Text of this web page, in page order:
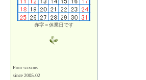
赤字＝休業日です
Four seasons
since 2005.02